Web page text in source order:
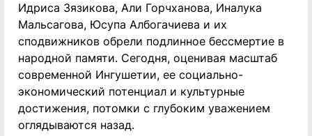
Идриса Зязикова, Али Горчханова, Иналука
Мальсагова, Юсупа Албогачиева и их
сподвижников обрели подлинное бессмертие в
народной памяти. Сегодня, оценивая масштаб
современной Ингушетии, ее социально-
экономический потенциал и культурные
достижения, потомки с глубоким уважением
оглядываются назад.